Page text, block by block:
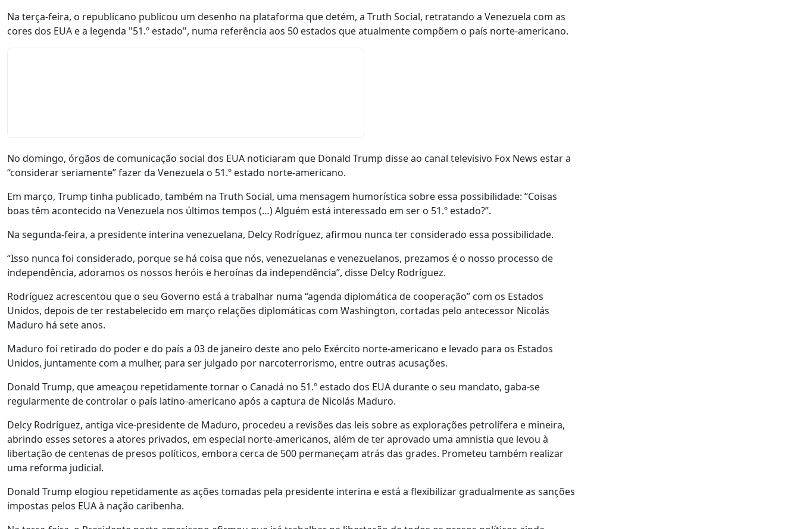
Na terça-feira, o republicano publicou um desenho na plataforma que detém, a Truth Social, retratando a Venezuela com as
cores dos EUA e a legenda "51.º estado", numa referência aos 50 estados que atualmente compõem o país norte-americano.
No domingo, órgãos de comunicação social dos EUA noticiaram que Donald Trump disse ao canal televisivo Fox News estar a
“considerar seriamente” fazer da Venezuela o 51.º estado norte-americano.
Em março, Trump tinha publicado, também na Truth Social, uma mensagem humorística sobre essa possibilidade: “Coisas
boas têm acontecido na Venezuela nos últimos tempos (…) Alguém está interessado em ser o 51.º estado?”.
Na segunda-feira, a presidente interina venezuelana, Delcy Rodríguez, afirmou nunca ter considerado essa possibilidade.
“Isso nunca foi considerado, porque se há coisa que nós, venezuelanas e venezuelanos, prezamos é o nosso processo de
independência, adoramos os nossos heróis e heroínas da independência”, disse Delcy Rodríguez.
Rodríguez acrescentou que o seu Governo está a trabalhar numa “agenda diplomática de cooperação” com os Estados
Unidos, depois de ter restabelecido em março relações diplomáticas com Washington, cortadas pelo antecessor Nicolás
Maduro há sete anos.
Maduro foi retirado do poder e do país a 03 de janeiro deste ano pelo Exército norte-americano e levado para os Estados
Unidos, juntamente com a mulher, para ser julgado por narcoterrorismo, entre outras acusações.
Donald Trump, que ameaçou repetidamente tornar o Canadá no 51.º estado dos EUA durante o seu mandato, gaba-se
regularmente de controlar o país latino-americano após a captura de Nicolás Maduro.
Delcy Rodríguez, antiga vice-presidente de Maduro, procedeu a revisões das leis sobre as explorações petrolífera e mineira,
abrindo esses setores a atores privados, em especial norte-americanos, além de ter aprovado uma amnistia que levou à
libertação de centenas de presos políticos, embora cerca de 500 permaneçam atrás das grades. Prometeu também realizar
uma reforma judicial.
Donald Trump elogiou repetidamente as ações tomadas pela presidente interina e está a flexibilizar gradualmente as sanções
impostas pelos EUA à nação caribenha.